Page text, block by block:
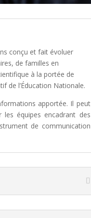
conçu et fait évoluer
de familles en
à la portée de
de l’Éducation Nationale.
apportée. Il peut
les équipes encadrant des
de communication